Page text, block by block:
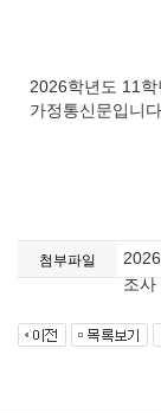
2026학년도 11
가정통신문입니다.
첨부파일
조사